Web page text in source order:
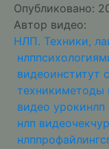
Опубликовано:
Автор видео:
НЛП. Техники,
нлппсихология
видеоинститут
техникиметоды
видео урокинлп
нлп видео
нлппрофайлинг